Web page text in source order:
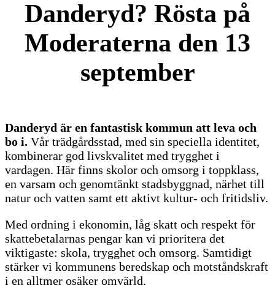
Danderyd? Rösta på
Moderaterna den 13
september
Danderyd är en fantastisk kommun att leva och
bo i. Vår trädgårdsstad, med sin speciella identitet,
kombinerar god livskvalitet med trygghet i
vardagen. Här finns skolor och omsorg i toppklass,
en varsam och genomtänkt stadsbyggnad, närhet till
natur och vatten samt ett aktivt kultur- och fritidsliv.
Med ordning i ekonomin, låg skatt och respekt för
skattebetalarnas pengar kan vi prioritera det
viktigaste: skola, trygghet och omsorg. Samtidigt
stärker vi kommunens beredskap och motståndskraft
i en alltmer osäker omvärld.